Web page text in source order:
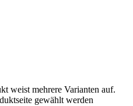
weist mehrere Varianten auf.
gewählt werden